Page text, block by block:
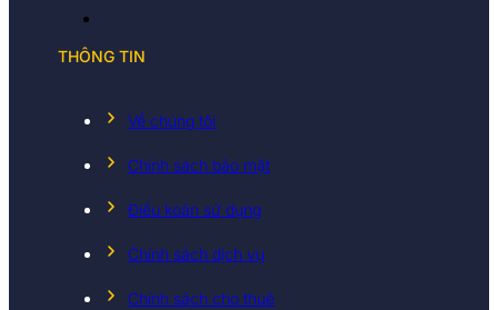
THÔNG TIN
Về chúng tôi
Chính sách bảo mật
Điều koản sử dụng
Chính sách dịch vụ
Chính sách cho thuê